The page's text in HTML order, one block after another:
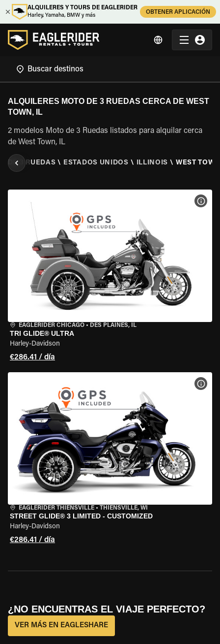
ALQUILERES Y TOURS DE EAGLERIDER
Harley, Yamaha, BMW y más
OBTENER APLICACIÓN
ALQUILERES MOTO DE 3 RUEDAS CERCA DE WEST
TOWN, IL
2 modelos Moto de 3 Ruedas listados para alquilar cerca
de West Town, IL
DE 3 RUEDAS \ ESTADOS UNIDOS \ ILLINOIS \ WEST
EAGLERIDER CHICAGO • DES PLAINES, IL
TRI GLIDE® ULTRA
Harley-Davidson
€286.41 / día
VER
EAGLERIDER THIENSVILLE • THIENSVILLE, WI
STREET GLIDE® 3 LIMITED - CUSTOMIZED
Harley-Davidson
€286.41 / día
VER
¿NO ENCUENTRAS EL VIAJE PERFECTO?
VER MÁS EN EAGLESHARE